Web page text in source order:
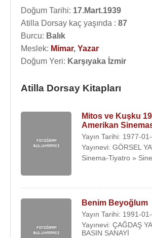
Doğum Tarihi: 17.Mart.1939
Atilla Dorsay kaç yaşında : 87
Burcu: Balık
Meslek: Mimar, Yazar
Doğum Yeri: Karşıyaka İzmir
Atilla Dorsay Kitapları
Mitos ve Kuşku
Amerikan
Yayın Tarihi: 1977-
Yayınevi: GÖRSEL
Sinema-Tiyatro »
Benim Beyoğlum
Yayın Tarihi: 1991-
Yayınevi: ÇAĞDAŞ
BASIN SANAYİ